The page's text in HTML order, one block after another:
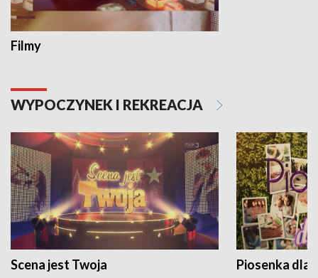
Filmy
WYPOCZYNEK I REKREACJA
Scena jest Twoja Piosenka dla